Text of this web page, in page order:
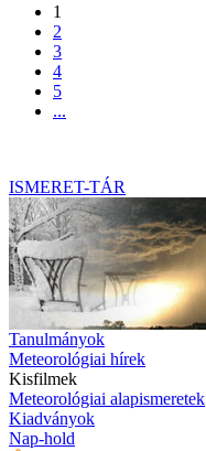
1
2
3
4
5
...
ISMERET-TÁR
Tanulmányok
Meteorológiai hírek
Kisfilmek
Meteorológiai alapismeretek
Kiadványok
Nap-hold